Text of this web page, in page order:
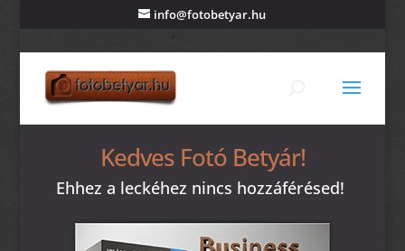
info@fotobetyar.hu
Kedves Fotó Betyár!
Ehhez a leckéhez nincs hozzáférésed!